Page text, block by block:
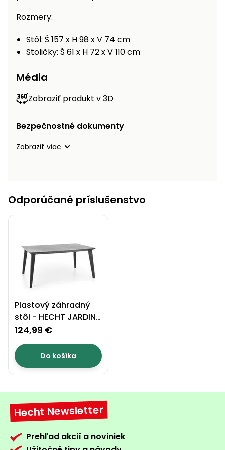
Rozmery:
Stôl: Š 157 x H 98 x V 74 cm
Stoličky: Š 61 x H 72 x V 110 cm
Média
Zobraziť produkt v 3D
Bezpečnostné dokumenty
Zobraziť viac
Odporúčané príslušenstvo
Plastový záhradný
stôl - HECHT JARDIN
GRAPHITE TABLE
124,99 €
Do košíka
Hecht Newsletter
Prehľad akcií a noviniek